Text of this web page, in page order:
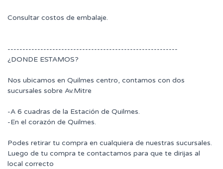
Consultar costos de embalaje.
---------------------------------------------------------
¿DONDE ESTAMOS?
Nos ubicamos en Quilmes centro, contamos con dos
sucursales sobre Av.Mitre
-A 6 cuadras de la Estación de Quilmes.
-En el corazón de Quilmes.
Podes retirar tu compra en cualquiera de nuestras sucursales.
Luego de tu compra te contactamos para que te dirijas al
local correcto